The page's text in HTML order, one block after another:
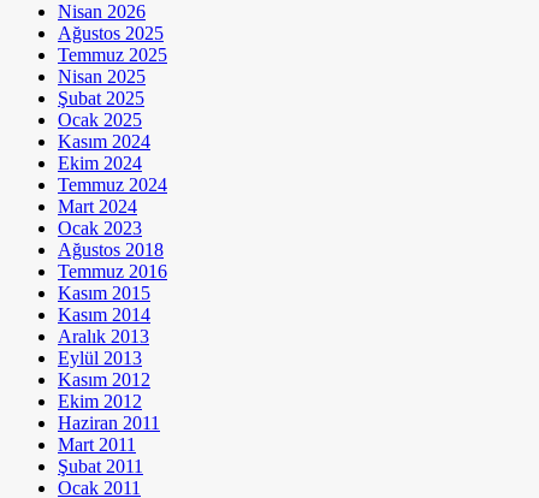
Nisan 2026
Ağustos 2025
Temmuz 2025
Nisan 2025
Şubat 2025
Ocak 2025
Kasım 2024
Ekim 2024
Temmuz 2024
Mart 2024
Ocak 2023
Ağustos 2018
Temmuz 2016
Kasım 2015
Kasım 2014
Aralık 2013
Eylül 2013
Kasım 2012
Ekim 2012
Haziran 2011
Mart 2011
Şubat 2011
Ocak 2011